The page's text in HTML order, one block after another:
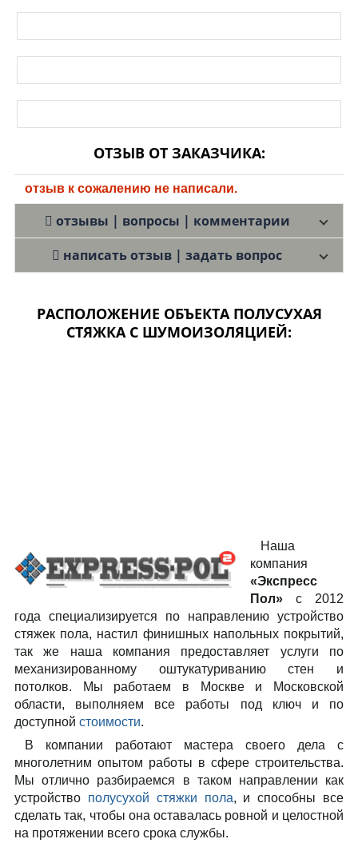
ОТЗЫВ ОТ ЗАКАЗЧИКА:
отзыв к сожалению не написали.
отзывы | вопросы | комментарии
написать отзыв | задать вопрос
РАСПОЛОЖЕНИЕ ОБЪЕКТА ПОЛУСУХАЯ
СТЯЖКА С ШУМОИЗОЛЯЦИЕЙ:
Наша
компания
«Экспресс
Пол» c 2012
года специализируется по направлению устройство
стяжек пола, настил финишных напольных покрытий,
так же наша компания предоставляет услуги по
механизированному оштукатуриванию стен и
потолков. Мы работаем в Москве и Московской
области, выполняем все работы под ключ и по
доступной стоимости.
В компании работают мастера своего дела с
многолетним опытом работы в сфере строительства.
Мы отлично разбираемся в таком направлении как
устройство полусухой стяжки пола, и способны все
сделать так, чтобы она оставалась ровной и целостной
на протяжении всего срока службы.